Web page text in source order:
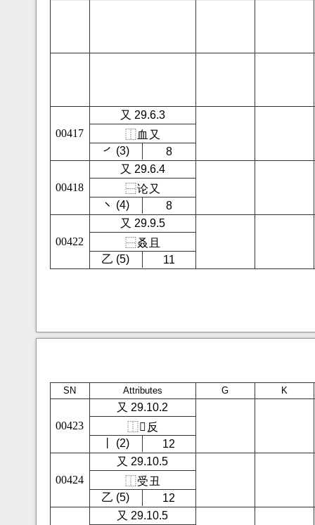
00417
又 29.6.3
⿰血 又
㇒ (3)
8
00418
又 29.6.4
⿱论又
㇔ (4)
8
00422
又 29.9.5
⿱叒 且
㇠ (5)
11
SN Attributes G K
00423
又 29.10.2
⿰𭁈 反
㇑ (2)
12
00424
又 29.10.5
⿰受 丑
㇠ (5)
12
又 29.10.5